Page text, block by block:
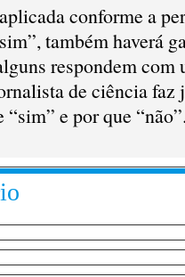
conforme a
também haverá
respondem com
de ciência faz
e por que